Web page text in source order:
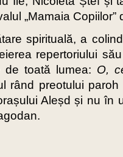
„Mamaia Copiilor”
spirituală, a
repertoriului
de toată lumea: O,
rând preotului
Aleșd și nu în